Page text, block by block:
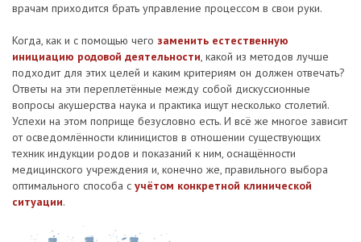
врачам приходится брать управление процессом в свои руки.
Когда, как и с помощью чего заменить естественную
инициацию родовой деятельности, какой из методов лучше
подходит для этих целей и каким критериям он должен отвечать?
Ответы на эти переплетённые между собой дискуссионные
вопросы акушерства наука и практика ищут несколько столетий.
Успехи на этом поприще безусловно есть. И всё же многое зависит
от осведомлённости клиницистов в отношении существующих
техник индукции родов и показаний к ним, оснащённости
медицинского учреждения и, конечно же, правильного выбора
оптимального способа с учётом конкретной клинической
ситуации.